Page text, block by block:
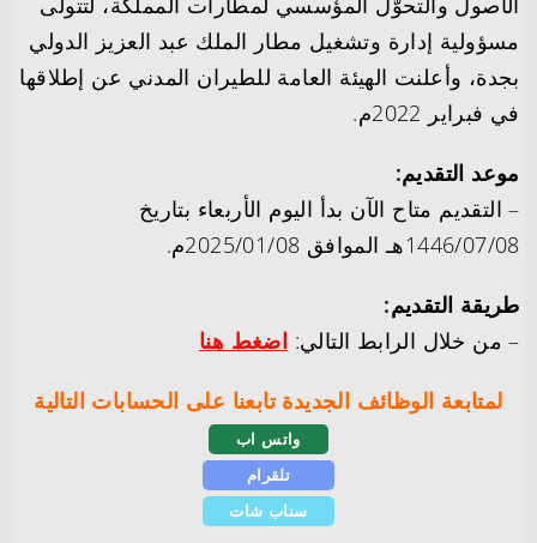
مسؤولية إدارة وتشغيل مطار الملك عبد العزيز الدولي
بجدة، وأعلنت الهيئة العامة للطيران المدني عن إطلاقها
في فبراير 2022م.
موعد التقديم:
– التقديم متاح الآن بدأ اليوم الأربعاء بتاريخ
1446/07/08هـ الموافق 2025/01/08م.
طريقة التقديم:
– من خلال الرابط التالي: اضغط هنا
لمتابعة الوظائف الجديدة تابعنا على الحسابات التالية
واتس اب
تلقرام
سناب شات